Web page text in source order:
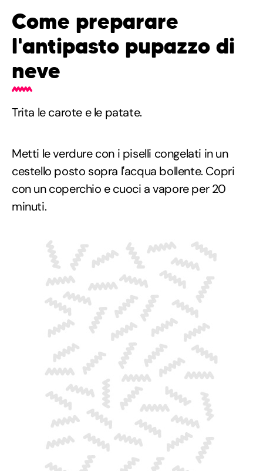
Come preparare
l'antipasto pupazzo di
neve
Trita le carote e le patate.
Metti le verdure con i piselli congelati in un
cestello posto sopra l'acqua bollente. Copri
con un coperchio e cuoci a vapore per 20
minuti.